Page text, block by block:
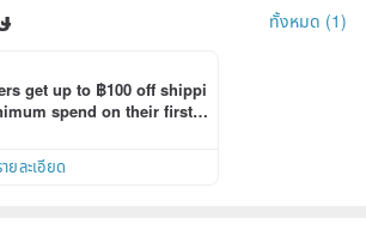
ทั้งหมด (1)
get up to ฿100 off shippi
spend on their first P
ยละเอียด